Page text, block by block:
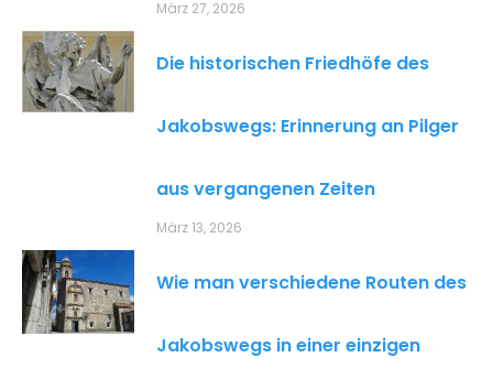
März 27, 2026
Die historischen Friedhöfe des
Jakobswegs: Erinnerung an Pilger
aus vergangenen Zeiten
März 13, 2026
Wie man verschiedene Routen des
Jakobswegs in einer einzigen